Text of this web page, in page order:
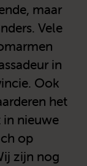
maar
Vele
in
Ook
het
in nieuwe
op
zijn nog